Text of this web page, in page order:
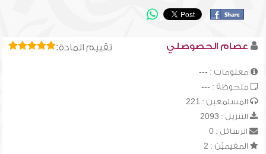
تقييم المادة: عصام الحصوصلي
معلومات : ---
ملحوظة : ---
المستمعين : 221
التنزيل : 2093
الرسائل : 0
المقيميّن : 2